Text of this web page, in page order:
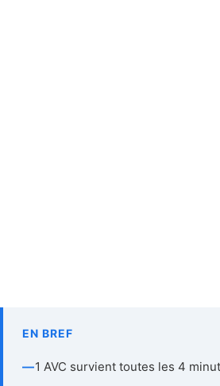
EN BREF
—1 AVC survient toutes les 4